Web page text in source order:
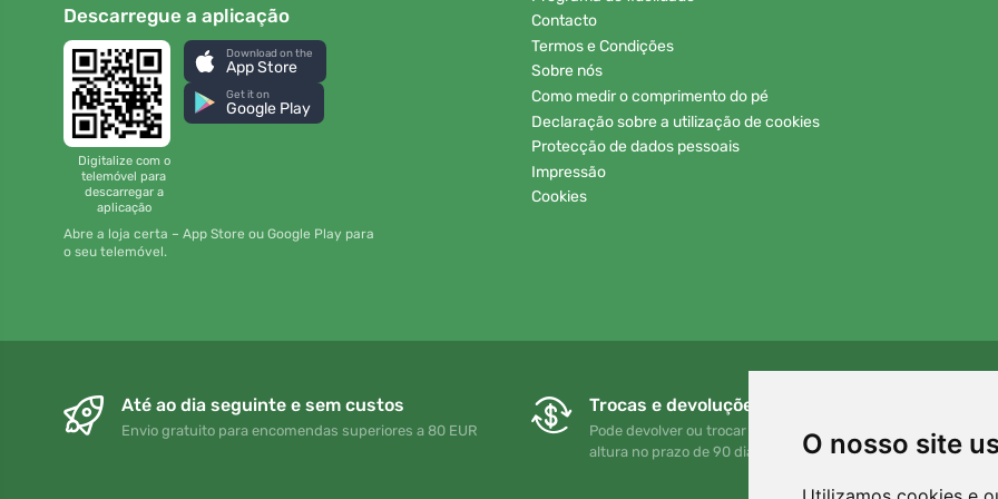
O nosso site
Descarregue a aplicação
Digitalize com o
telemóvel para
descarregar a
aplicação
Download on the
App Store
Get it on
Google Play
Abre a loja certa – App Store ou Google Play para
o seu telemóvel.
Contacto
Termos e Condições
Sobre nós
Como medir o comprimento do pé
Declaração sobre a utilização de cookies
Protecção de dados pessoais
Impressão
Cookies
Até ao dia seguinte e sem custos
Envio gratuito para encomendas superiores a 80 EUR
Trocas e devoluções gratuitas
Pode devolver ou trocar a sua encomenda em qualquer
altura no prazo de 90 dias